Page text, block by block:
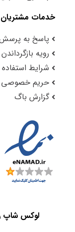
خدمات مشتریان
پاسخ به
رویه بازگرداندن
شرایط استفاده
حریم خصوصی
گزارش باگ
لوکس شاپ